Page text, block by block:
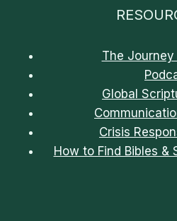
The
Global
Crisis
How to Find Bibles &